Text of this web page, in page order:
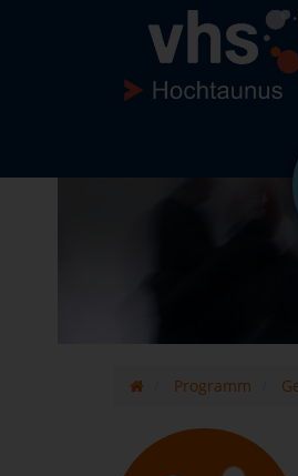
Programm